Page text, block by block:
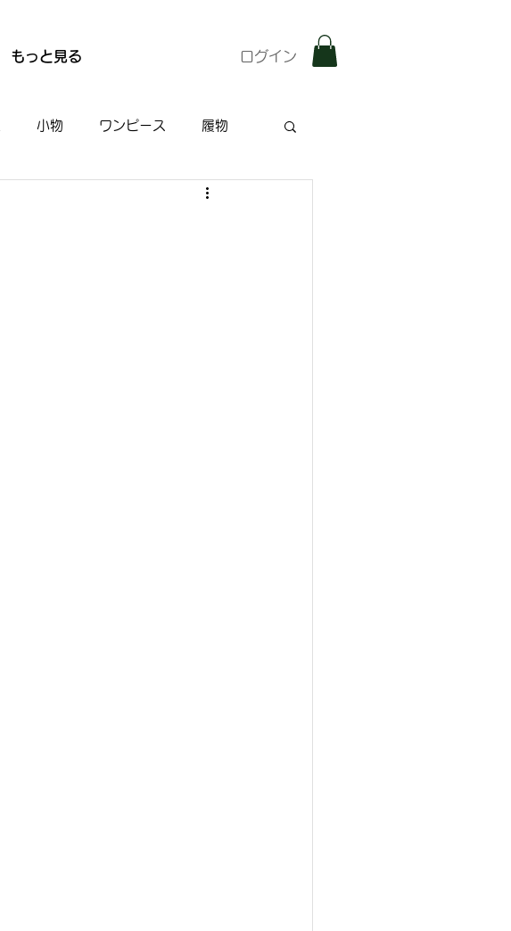
もっと見る ログイン
小物 ワンピース 履物
特集記事